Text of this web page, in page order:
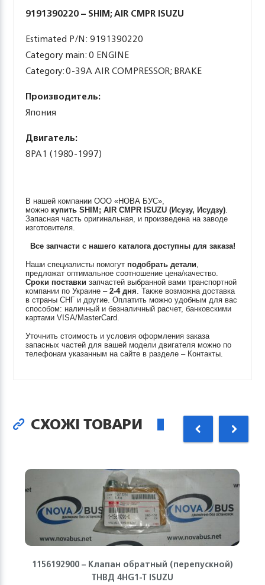
9191390220 – SHIM; AIR CMPR ISUZU
Estimated P/N: 9191390220
Category main: 0 ENGINE
Category: 0-39A AIR COMPRESSOR; BRAKE
Производитель:
Япония
Двигатель:
8PA1 (1980-1997)
В нашей компании ООО «НОВА БУС»,
можно купитьSHIM; AIR CMPR ISUZU (Исузу, Исудзу).
Запасная часть оригинальная, и произведена на заводе
изготовителя.
Все запчасти с нашего каталога доступны для заказа!
Наши специалисты помогут подобрать детали,
предложат оптимальное соотношение цена/качество.
Сроки поставки запчастей выбранной вами транспортной
компании по Украине –2-4 дня. Также возможна доставка
в страны СНГ и другие. Оплатить можно удобным для вас
способом: наличный и безналичный расчет, банковскими
картами VISA/MasterCard.
Уточнить стоимость и условия оформления заказа
запасных частей для вашей модели двигателя можно по
телефонам указанным на сайте в разделе – Контакты.
СХОЖІ ТОВАРИ
1156192900 – Клапан обратный (перепускной)
ТНВД 4HG1-T ISUZU